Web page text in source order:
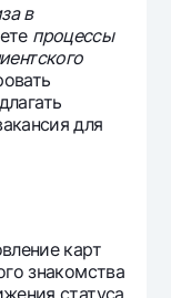
данных
в
процессы
для
карт
знакомства